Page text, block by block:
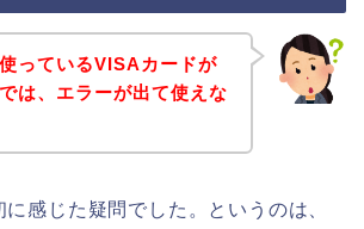
っているVISAカードが
は、エラーが出て使えな
感じた疑問でした。というのは、